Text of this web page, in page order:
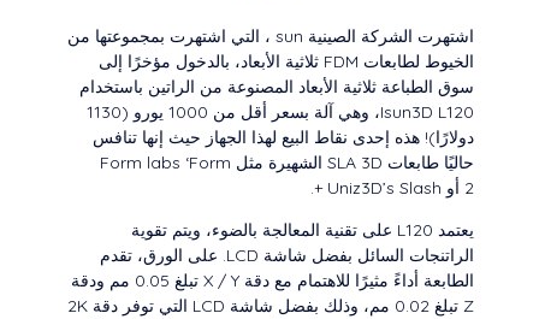
اشتهرت الشركة الصينية sun ، التي اشتهرت بمجموعتها من
الخيوط لطابعات FDM ثلاثية الأبعاد، بالدخول مؤخرًا إلى
سوق الطباعة ثلاثية الأبعاد المصنوعة من الراتين باستخدام
Isun3D L120، وهي آلة بسعر أقل من 1000 يورو (1130
دولارًا)! هذه إحدى نقاط البيع لهذا الجهاز حيث إنها تنافس
حاليًا طابعات SLA 3D الشهيرة مثل Form labs ‘Form
2 أو Uniz3D’s Slash +.
يعتمد L120 على تقنية المعالجة بالضوء، ويتم تقوية
الراتنجات السائل بفضل شاشة LCD. على الورق، تقدم
الطابعة أداءً مثيرًا للاهتمام مع دقة X / Y تبلغ 0.05 مم ودقة
Z تبلغ 0.02 مم، وذلك بفضل شاشة LCD التي توفر دقة 2K